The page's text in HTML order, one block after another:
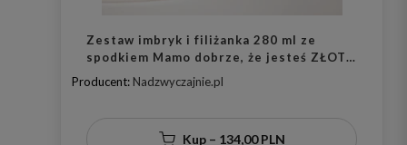
Zestaw imbryk i filiżanka 280 ml ze
spodkiem Mamo dobrze, że jesteś ZŁOTE
SERCE
Producent: Nadzwyczajnie.pl
Kup – 134,00 PLN